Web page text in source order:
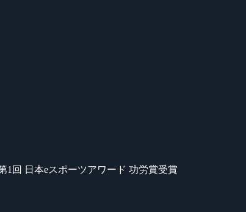
1回 日本eスポーツアワード 功労賞受賞